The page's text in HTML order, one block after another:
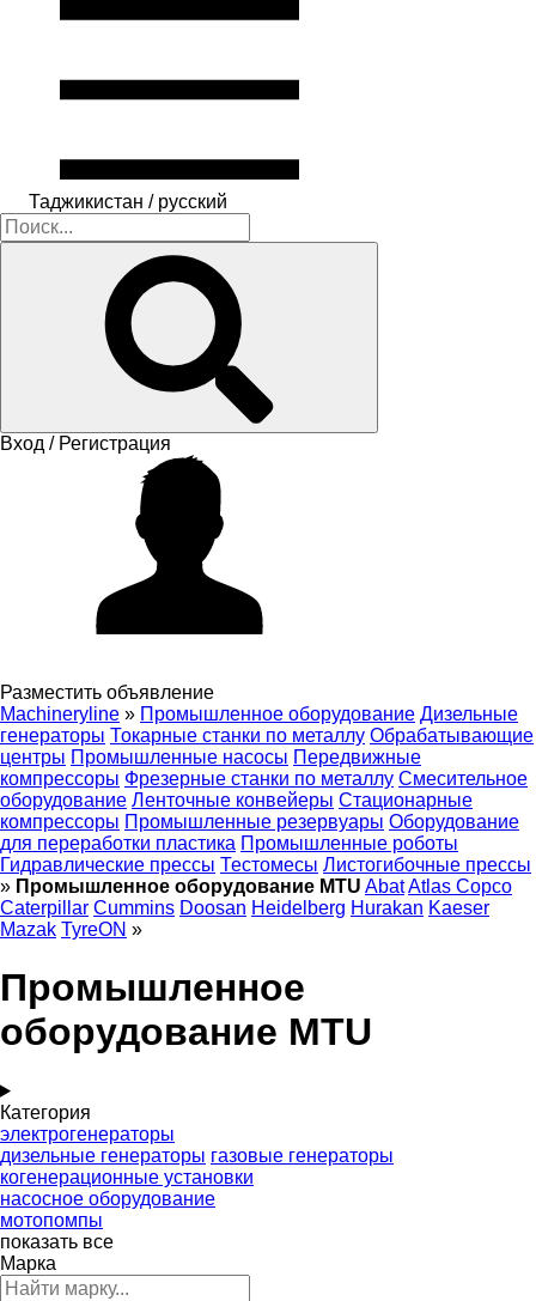
Таджикистан / русский
Вход / Регистрация
Разместить объявление
Machineryline » Промышленное оборудование Дизельные
генераторы Токарные станки по металлу Обрабатывающие
центры Промышленные насосы Передвижные
компрессоры Фрезерные станки по металлу Смесительное
оборудование Ленточные конвейеры Стационарные
компрессоры Промышленные резервуары Оборудование
для переработки пластика Промышленные роботы
Гидравлические прессы Тестомесы Листогибочные прессы
» Промышленное оборудование MTU AbatAtlas Copco
Caterpillar Cummins Doosan Heidelberg Hurakan Kaeser
Mazak TyreON »
Промышленное
оборудование MTU
Категория
электрогенераторы
дизельные генераторы газовые генераторы
когенерационные установки
насосное оборудование
мотопомпы
показать все
Марка